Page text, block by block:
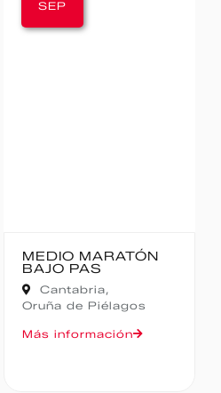
GORBEIA SUZIEN
Bizkaia,
Más información